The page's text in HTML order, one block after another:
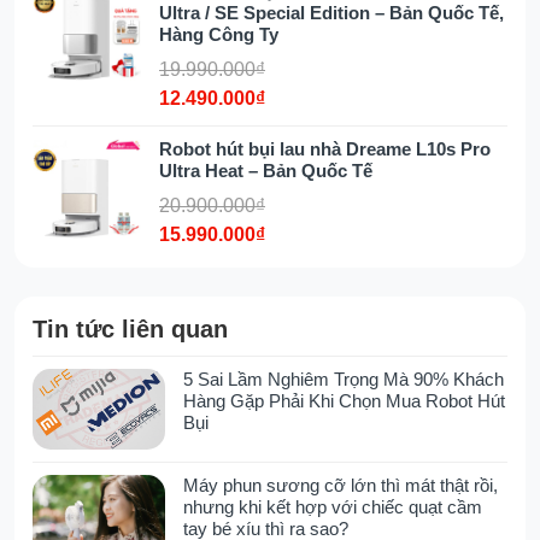
Pin dung lượng lớn 6400mAh giúp robot
có được thời lượng hoạt động ấn tượng
Thiết kế hình vuông nổi bật và độc
đáo
Với thiết kế hình vuông độc đáo, robot
Ecovacs Deebot X2 Omni không chỉ gây ấn
tượng về ngoại hình, mà còn mang lại hiệu
sạch được cải thiện 19%, đảm bảo khả năng
Nhờ có cấu trúc dạng vuông, thế nên chiều
rộng của bàn chải con lăn phía trước trên
Ecovacs X2 Omni được tăng lên đáng kể. Từ
đó cho phép phần thảm lau có thể di chuyển
gần hơn 30mm đến các góc, giảm 45%
Ultra / SE Special Edition – Bản Quốc Tế,
Hàng Công Ty
19.990.000₫
12.490.000₫
Robot hút bụi lau nhà Dreame L10s Pro
Ultra Heat – Bản Quốc Tế
20.900.000₫
15.990.000₫
Tin tức liên quan
5 Sai Lầm Nghiêm Trọng Mà 90% Khách
Hàng Gặp Phải Khi Chọn Mua Robot Hút
Bụi
Máy phun sương cỡ lớn thì mát thật rồi,
nhưng khi kết hợp với chiếc quạt cầm
tay bé xíu thì ra sao?